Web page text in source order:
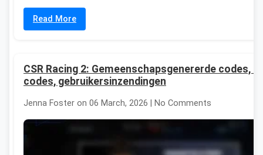
Read More
CSR Racing 2: Gemeenschapsgenererde codes,
codes, gebruikersinzendingen
Jenna Foster on 06 March, 2026 | No Comments